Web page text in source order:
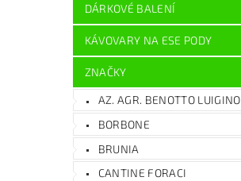
DÁRKOVÉ BALENÍ
KÁVOVARY NA ESE PODY
ZNAČKY
AZ. AGR. BENOTTO LUIGINO
BORBONE
BRUNIA
CANTINE FORACI